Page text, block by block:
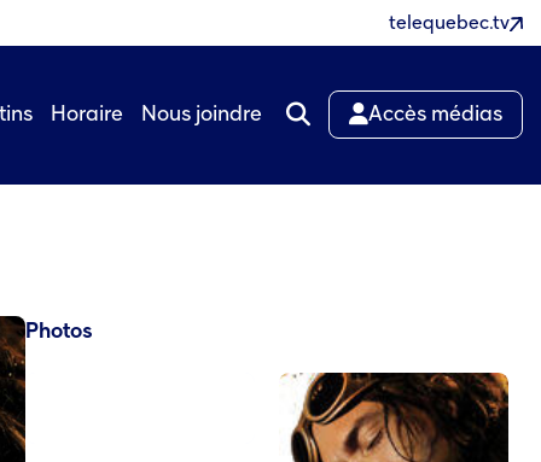
telequebec.tv
Horaire Nous joindre Accès médias
Photos